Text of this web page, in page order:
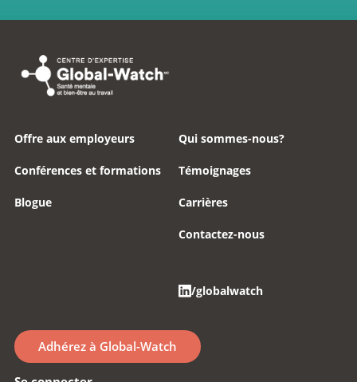
Offre aux employeurs
Conférences et formations
Blogue
Qui sommes-nous?
Témoignages
Carrières
Contactez-nous
/globalwatch
Adhérez à Global-Watch